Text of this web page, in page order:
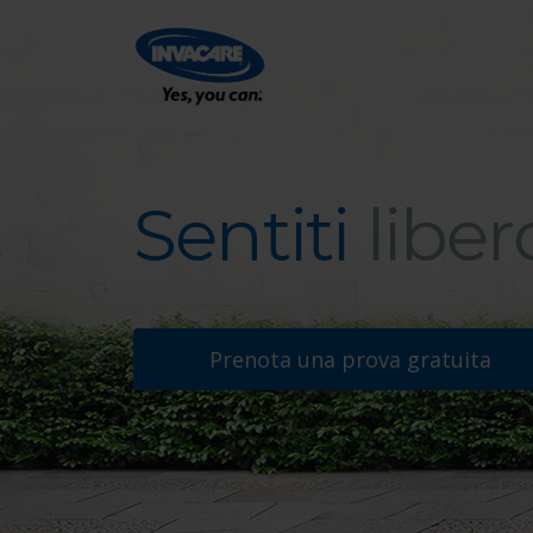
Sentiti
Prenota una prova gratuita